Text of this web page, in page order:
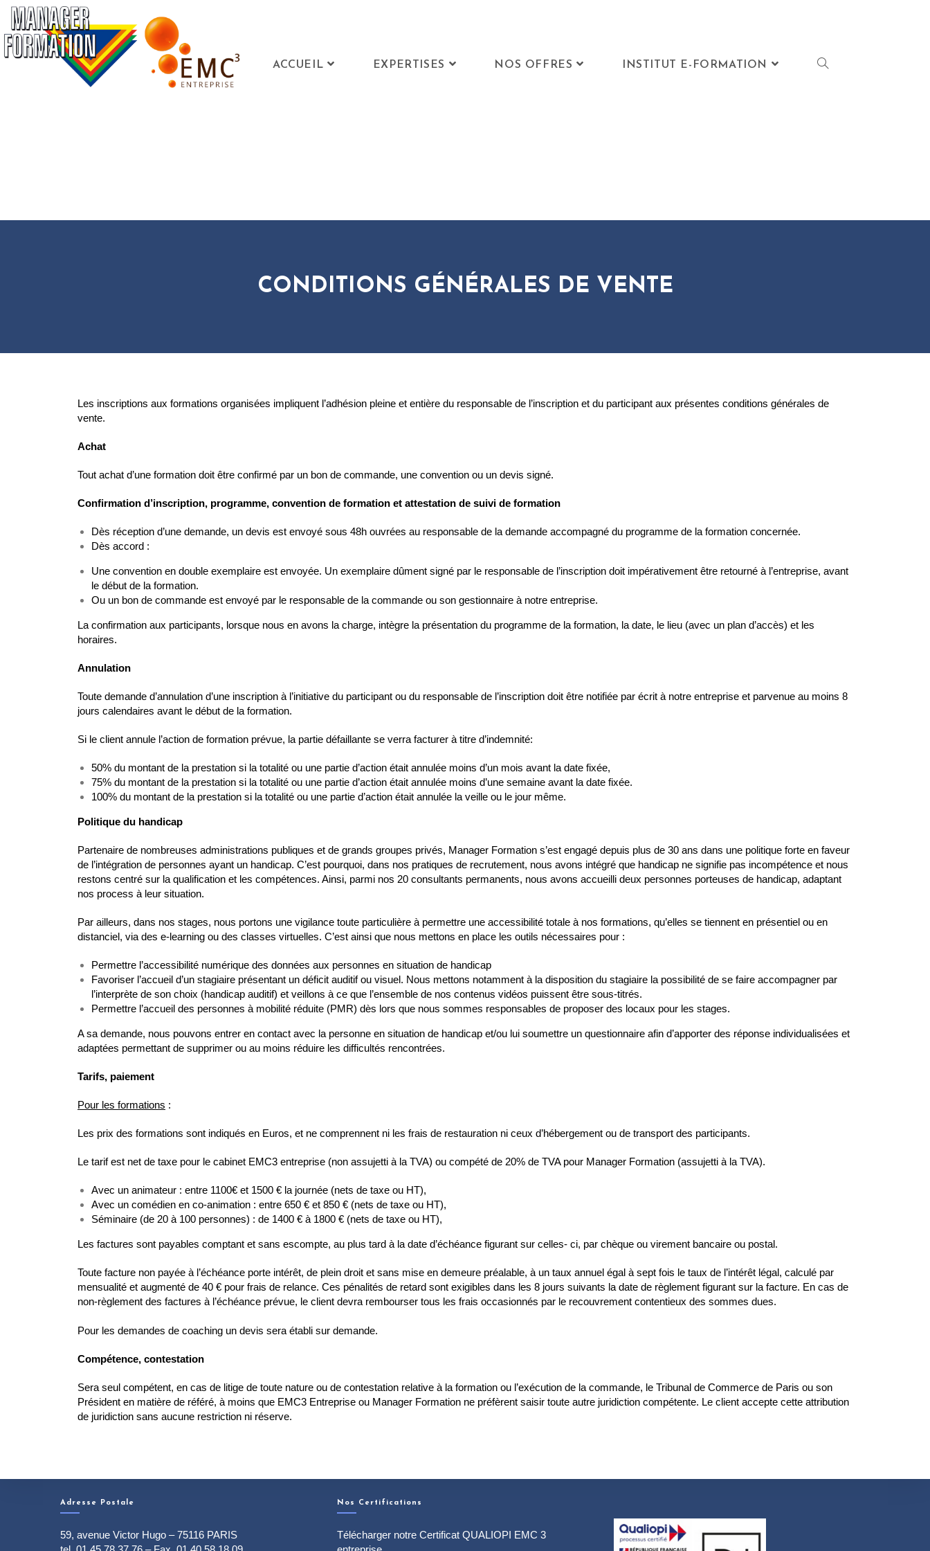
ACCUEIL EXPERTISES NOS OFFRES INSTITUT E-FORMATION
CONDITIONS GÉNÉRALES DE VENTE
Les inscriptions aux formations organisées impliquent l’adhésion pleine et entière du responsable de l’inscription et du participant aux présentes conditions générales de
vente.
Achat
Tout achat d’une formation doit être confirmé par un bon de commande, une convention ou un devis signé.
Confirmation d’inscription, programme, convention de formation et attestation de suivi de formation
Dès réception d’une demande, un devis est envoyé sous 48h ouvrées au responsable de la demande accompagné du programme de la formation concernée.
Dès accord :
Une convention en double exemplaire est envoyée. Un exemplaire dûment signé par le responsable de l’inscription doit impérativement être retourné à l’entreprise, avant
le début de la formation.
Ou un bon de commande est envoyé par le responsable de la commande ou son gestionnaire à notre entreprise.
La confirmation aux participants, lorsque nous en avons la charge, intègre la présentation du programme de la formation, la date, le lieu (avec un plan d’accès) et les
horaires.
Annulation
Toute demande d’annulation d’une inscription à l’initiative du participant ou du responsable de l’inscription doit être notifiée par écrit à notre entreprise et parvenue au moins 8
jours calendaires avant le début de la formation.
Si le client annule l’action de formation prévue, la partie défaillante se verra facturer à titre d’indemnité:
50% du montant de la prestation si la totalité ou une partie d’action était annulée moins d’un mois avant la date fixée,
75% du montant de la prestation si la totalité ou une partie d’action était annulée moins d’une semaine avant la date fixée.
100% du montant de la prestation si la totalité ou une partie d’action était annulée la veille ou le jour même.
Politique du handicap
Partenaire de nombreuses administrations publiques et de grands groupes privés, Manager Formation s’est engagé depuis plus de 30 ans dans une politique forte en faveur
de l’intégration de personnes ayant un handicap. C’est pourquoi, dans nos pratiques de recrutement, nous avons intégré que handicap ne signifie pas incompétence et nous
restons centré sur la qualification et les compétences. Ainsi, parmi nos 20 consultants permanents, nous avons accueilli deux personnes porteuses de handicap, adaptant
nos process à leur situation.
Par ailleurs, dans nos stages, nous portons une vigilance toute particulière à permettre une accessibilité totale à nos formations, qu’elles se tiennent en présentiel ou en
distanciel, via des e-learning ou des classes virtuelles. C’est ainsi que nous mettons en place les outils nécessaires pour :
Permettre l’accessibilité numérique des données aux personnes en situation de handicap
Favoriser l’accueil d’un stagiaire présentant un déficit auditif ou visuel. Nous mettons notamment à la disposition du stagiaire la possibilité de se faire accompagner par
l’interprète de son choix (handicap auditif) et veillons à ce que l’ensemble de nos contenus vidéos puissent être sous-titrés.
Permettre l’accueil des personnes à mobilité réduite (PMR) dès lors que nous sommes responsables de proposer des locaux pour les stages.
A sa demande, nous pouvons entrer en contact avec la personne en situation de handicap et/ou lui soumettre un questionnaire afin d’apporter des réponse individualisées et
adaptées permettant de supprimer ou au moins réduire les difficultés rencontrées.
Tarifs, paiement
Pour les formations :
Les prix des formations sont indiqués en Euros, et ne comprennent ni les frais de restauration ni ceux d’hébergement ou de transport des participants.
Le tarif est net de taxe pour le cabinet EMC3 entreprise (non assujetti à la TVA) ou compété de 20% de TVA pour Manager Formation (assujetti à la TVA).
Avec un animateur : entre 1100€ et 1500 € la journée (nets de taxe ou HT),
Avec un comédien en co-animation : entre 650 € et 850 € (nets de taxe ou HT),
Séminaire (de 20 à 100 personnes) : de 1400 € à 1800 € (nets de taxe ou HT),
Les factures sont payables comptant et sans escompte, au plus tard à la date d’échéance figurant sur celles- ci, par chèque ou virement bancaire ou postal.
Toute facture non payée à l’échéance porte intérêt, de plein droit et sans mise en demeure préalable, à un taux annuel égal à sept fois le taux de l’intérêt légal, calculé par
mensualité et augmenté de 40 € pour frais de relance. Ces pénalités de retard sont exigibles dans les 8 jours suivants la date de règlement figurant sur la facture. En cas de
non-règlement des factures à l’échéance prévue, le client devra rembourser tous les frais occasionnés par le recouvrement contentieux des sommes dues.
Pour les demandes de coaching un devis sera établi sur demande.
Compétence, contestation
Sera seul compétent, en cas de litige de toute nature ou de contestation relative à la formation ou l’exécution de la commande, le Tribunal de Commerce de Paris ou son
Président en matière de référé, à moins que EMC3 Entreprise ou Manager Formation ne préfèrent saisir toute autre juridiction compétente. Le client accepte cette attribution
de juridiction sans aucune restriction ni réserve.
Adresse Postale
59, avenue Victor Hugo – 75116 PARIS
Nos Certifications
Télécharger notre Certificat QUALIOPI EMC 3